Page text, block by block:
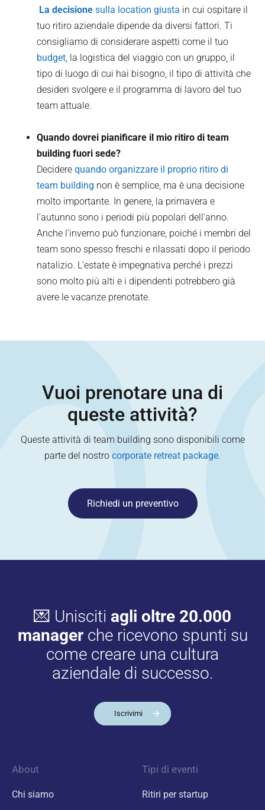
‍ La decisione sulla location giusta in cui ospitare il
tuo ritiro aziendale dipende da diversi fattori. Ti
consigliamo di considerare aspetti come il tuo
budget, la logistica del viaggio con un gruppo, il
tipo di luogo di cui hai bisogno, il tipo di attività che
desideri svolgere e il programma di lavoro del tuo
team attuale.
Quando dovrei pianificare il mio ritiro di team
building fuori sede?
Deciderequando organizzare il proprio ritiro di
team building non è semplice, ma è una decisione
molto importante. In genere, la primavera e
l'autunno sono i periodi più popolari dell'anno.
Anche l’inverno può funzionare, poiché i membri del
team sono spesso freschi e rilassati dopo il periodo
natalizio. L’estate è impegnativa perché i prezzi
sono molto più alti e i dipendenti potrebbero già
avere le vacanze prenotate.
Vuoi prenotare una di
queste attività?
Queste attività di team building sono disponibili come
parte del nostro corporate retreat package.
Richiedi un preventivo
💌 Unisciti agli oltre 20.000
managerche ricevono spunti su
come creare una cultura
aziendale di successo.
Iscrivimi
About
Chi siamo
Tipi di eventi
Ritiri per startup